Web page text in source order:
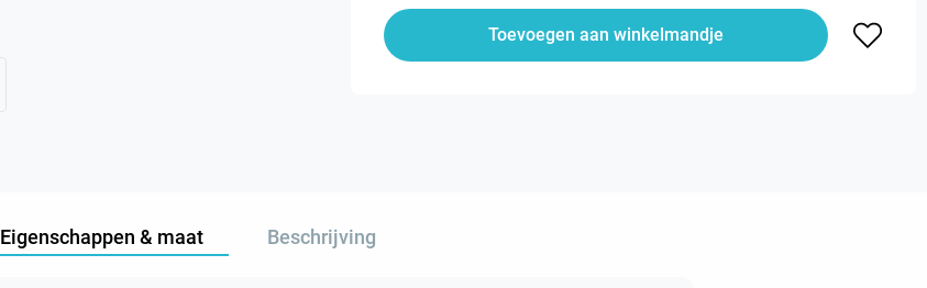
Toevoegen aan winkelmandje
Eigenschappen & maat Beschrijving